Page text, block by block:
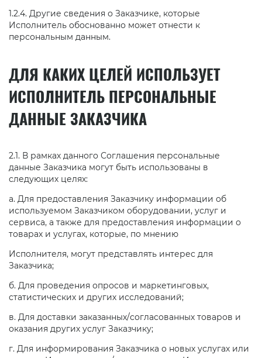
1.2.4. Другие сведения о Заказчике, которые
Исполнитель обоснованно может отнести к
персональным данным.
ДЛЯ КАКИХ ЦЕЛЕЙ ИСПОЛЬЗУЕТ
ИСПОЛНИТЕЛЬ ПЕРСОНАЛЬНЫЕ
ДАННЫЕ ЗАКАЗЧИКА
2.1. В рамках данного Соглашения персональные
данные Заказчика могут быть использованы в
следующих целях:
а. Для предоставления Заказчику информации об
используемом Заказчиком оборудовании, услуг и
сервиса, а также для предоставления информации о
товарах и услугах, которые, по мнению
Исполнителя, могут представлять интерес для
Заказчика;
б. Для проведения опросов и маркетинговых,
статистических и других исследований;
в. Для доставки заказанных/согласованных товаров и
оказания других услуг Заказчику;
г. Для информирования Заказчика о новых услугах или